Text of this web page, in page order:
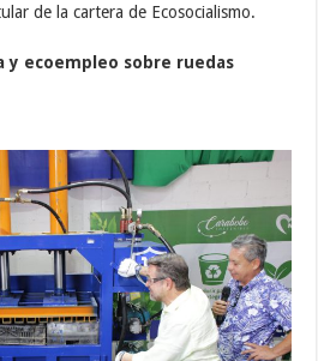
de la cartera de Ecosocialismo.
y ecoempleo sobre ruedas